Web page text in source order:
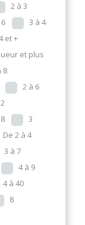
2 à 3
3 à 4
et +
et plus
8
2 à 6
3
De 2 à 4
3 à 7
4 à 9
4 à 40
8